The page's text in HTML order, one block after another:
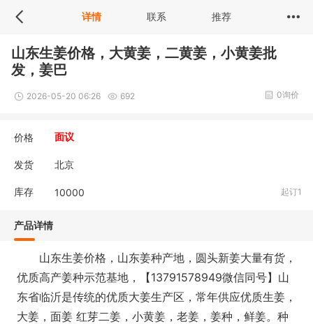
详情 联系 推荐
山东生姜价格，大黄姜，二黄姜，小黄姜批
发，姜巴
2026-05-20 06:26 692 0询价
价格 面议
发货 北京
库存 10000 起订1
产品详情
山东生姜价格，山东姜种产地，圆头新姜大量有货，
优质高产姜种示范基地，【13791578949微信同号】山
东省临沂是传统的优质大姜生产区，常年供应优质生姜，
大姜，面姜 红芽二姜，小黄姜，老姜，姜种，鲜姜。种